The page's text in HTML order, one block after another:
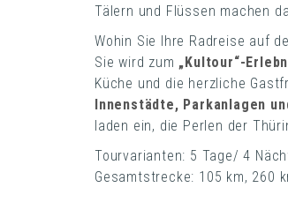
Tälern und Flüssen machen
Wohin Sie Ihre Radreise auf
Sie wird zum „Kultour“-
Küche und die herzliche
Innenstädte, Parkanlagen
laden ein, die Perlen der
Tourvarianten: 5 Tage/ 4
Gesamtstrecke: 105 km, 260